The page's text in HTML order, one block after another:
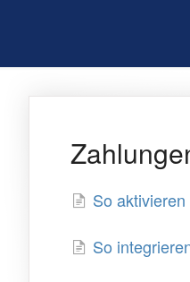
So
So